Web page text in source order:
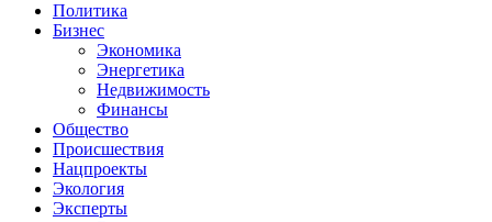
Политика
Бизнес
Экономика
Энергетика
Недвижимость
Финансы
Общество
Происшествия
Нацпроекты
Экология
Эксперты